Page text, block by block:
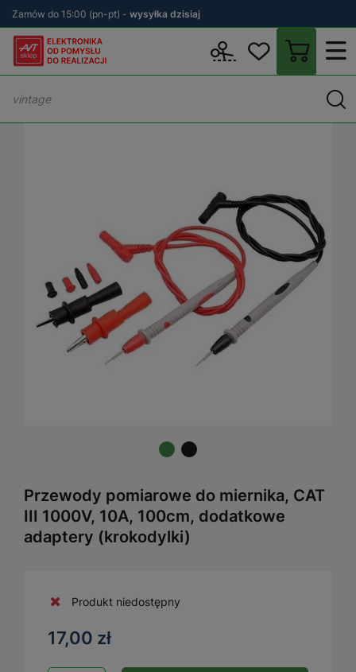
Zamów do 15:00 (pn-pt) - wysyłka dzisiaj
Akcesoria do
Przewody pomiarowe do miernika, CAT
III 1000V, 10A, 100cm, dodatkowe
adaptery (krokodylki)
Produkt niedostępny
17,00 zł